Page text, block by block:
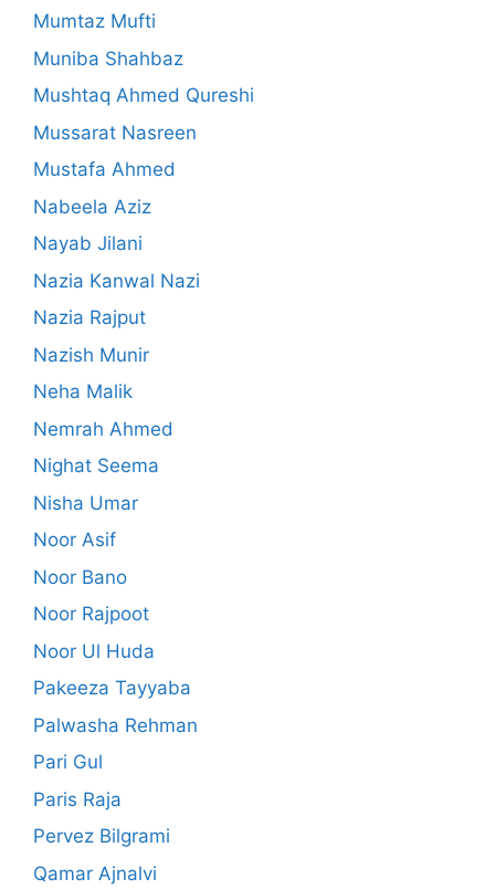
Mumtaz Mufti
Muniba Shahbaz
Mushtaq Ahmed Qureshi
Mussarat Nasreen
Mustafa Ahmed
Nabeela Aziz
Nayab Jilani
Nazia Kanwal Nazi
Nazia Rajput
Nazish Munir
Neha Malik
Nemrah Ahmed
Nighat Seema
Nisha Umar
Noor Asif
Noor Bano
Noor Rajpoot
Noor Ul Huda
Pakeeza Tayyaba
Palwasha Rehman
Pari Gul
Paris Raja
Pervez Bilgrami
Qamar Ajnalvi